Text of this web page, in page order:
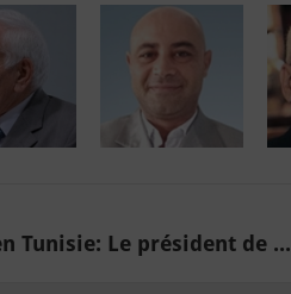
Tunisie: Le président de ...